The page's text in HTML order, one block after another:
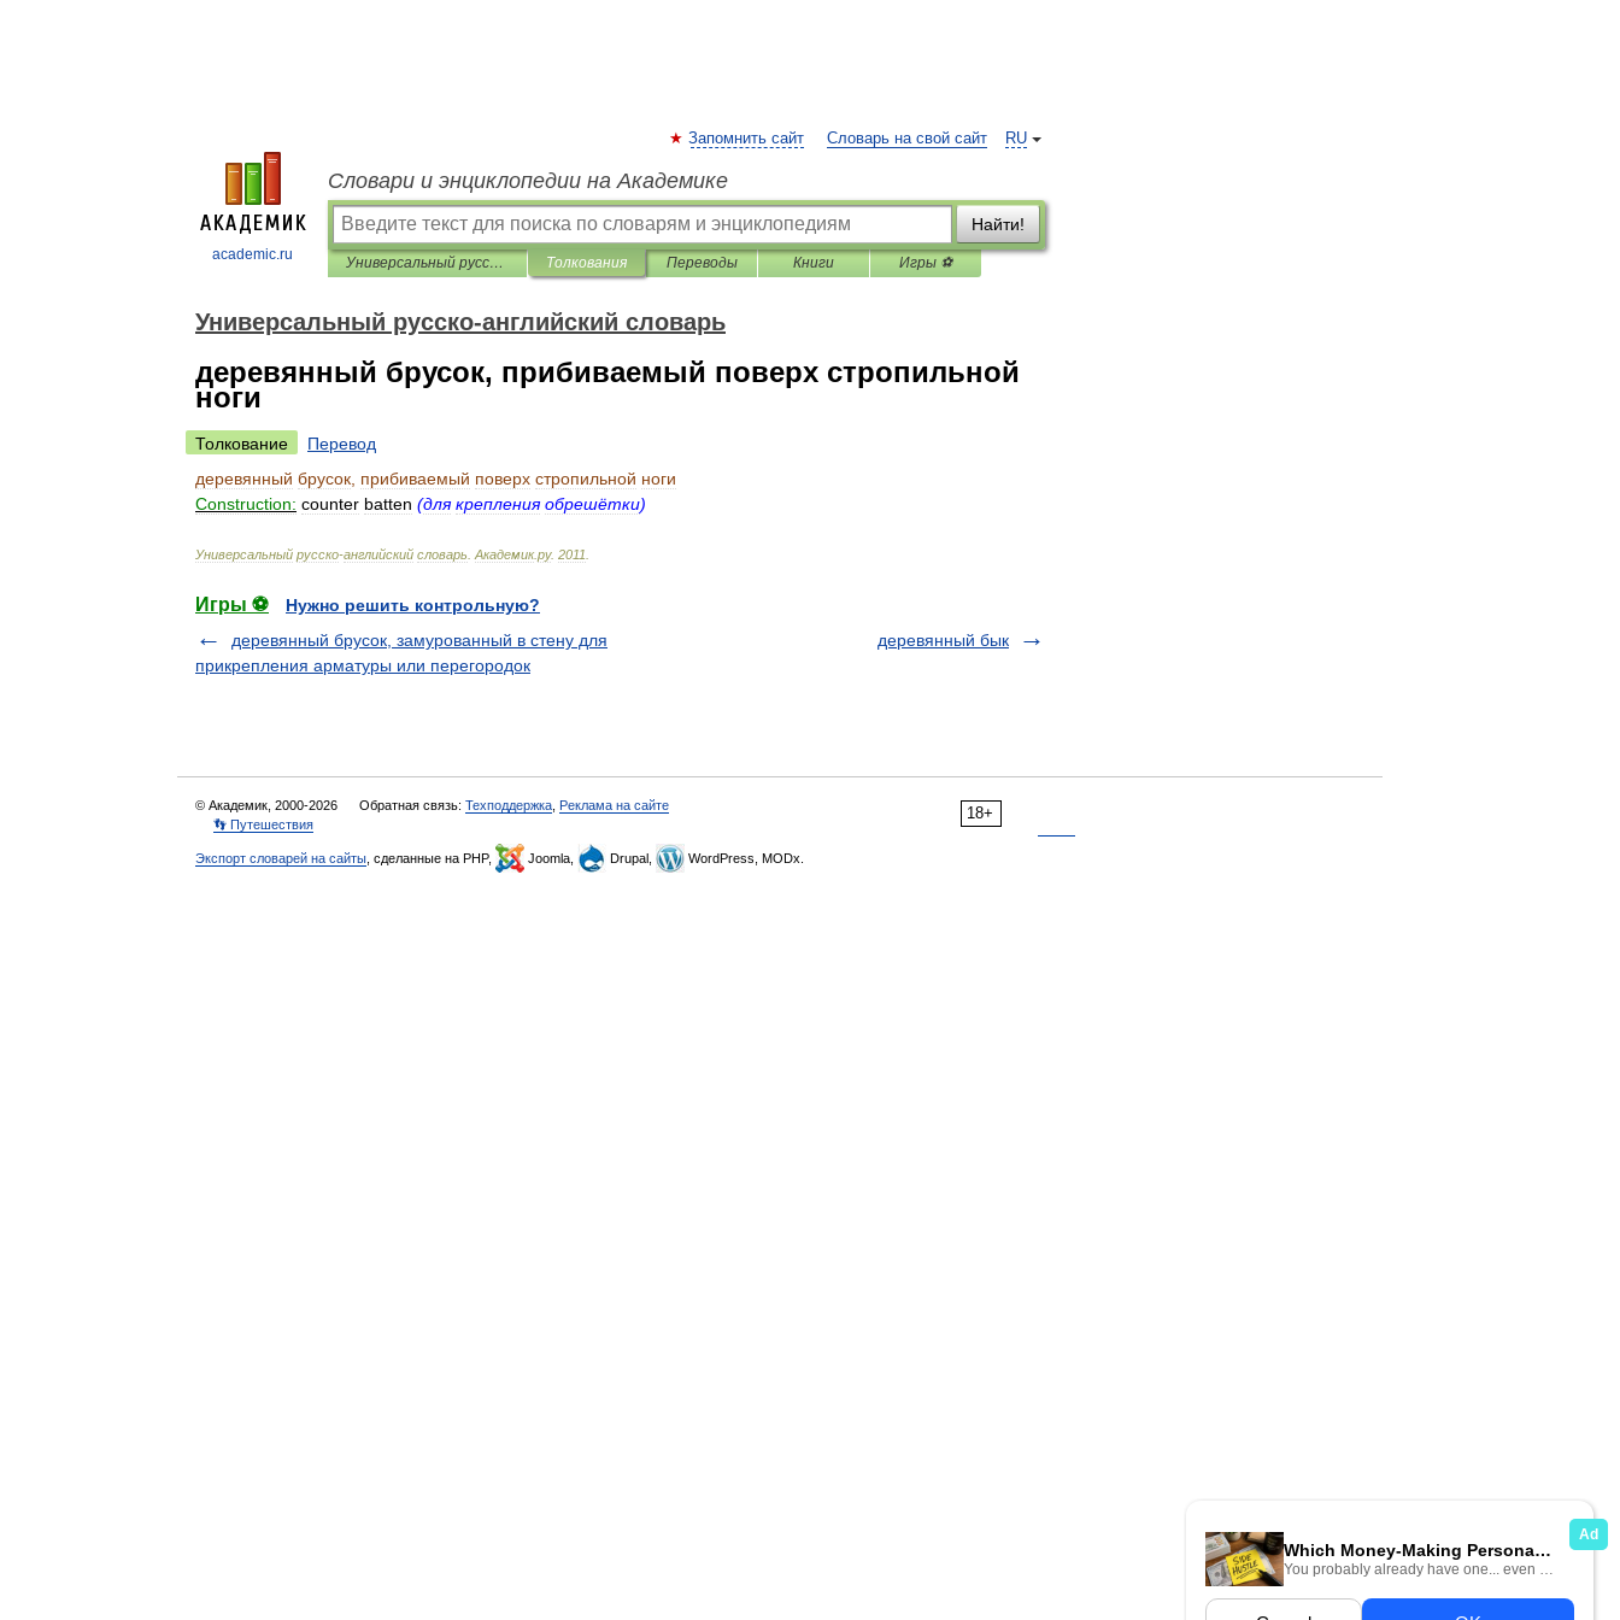
academic.ru
RU
Запомнить сайт Словарь на свой сайт
Словари и энциклопедии на Академике
Найти!
Универсальный русско-английский словарь Толкования Переводы Книги Игры ⚽
Универсальный русско-английский словарь
деревянный брусок, прибиваемый поверх стропильной
ноги
Толкование
Перевод
деревянный брусок прибиваемый поверх стропильной ноги
Construction: counter batten (для крепления обрешётки)
Универсальный русско-английский словарь Академик.ру. 2011
Игры ⚽
Нужно решить контрольную?
деревянный брусок, замурованный в стену для
прикрепления арматуры или перегородок
деревянный бык
18+
© Академик, 2000-2026 Обратная связь: Техподдержка Реклама на сайте
👣 Путешествия
Экспорт словарей на сайты , сделанные на PHP, Joomla, Drupal, WordPress, MODx.